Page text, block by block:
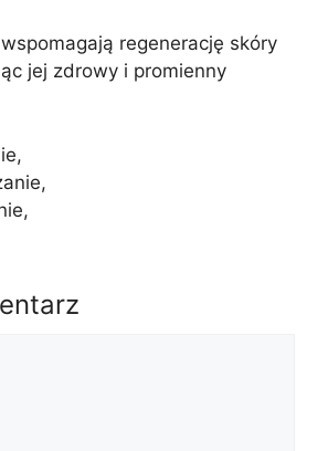
regenerację skóry
jej zdrowy i promienny